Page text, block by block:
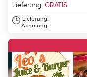
Lieferung: GRATIS
Lieferung:
Abholung: